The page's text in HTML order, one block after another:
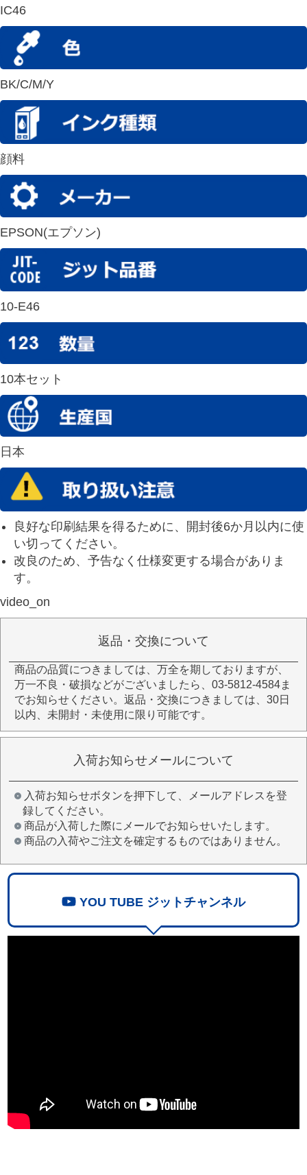
IC46
BK/C/M/Y
顔料
EPSON(エプソン)
10-E46
10本セット
日本
良好な印刷結果を得るために、開封後6か月以内に使
い切ってください。
改良のため、予告なく仕様変更する場合がありま
す。
video_on
返品・交換について
商品の品質につきましては、万全を期しておりますが、
万一不良・破損などがございましたら、03-5812-4584ま
でお知らせください。返品・交換につきましては、30日
以内、未開封・未使用に限り可能です。
入荷お知らせメールについて
入荷お知らせボタンを押下して、メールアドレスを登
録してください。
商品が入荷した際にメールでお知らせいたします。
商品の入荷やご注文を確定するものではありません。
YOU TUBE ジットチャンネル